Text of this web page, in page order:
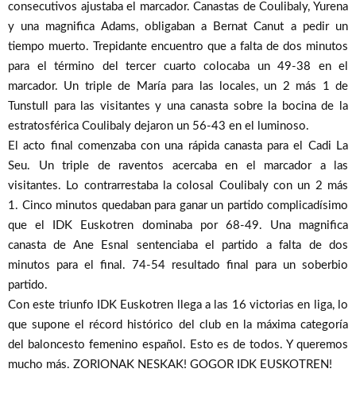
consecutivos ajustaba el marcador. Canastas de Coulibaly, Yurena
y una magnifica Adams, obligaban a Bernat Canut a pedir un
tiempo muerto. Trepidante encuentro que a falta de dos minutos
para el término del tercer cuarto colocaba un 49-38 en el
marcador. Un triple de María para las locales, un 2 más 1 de
Tunstull para las visitantes y una canasta sobre la bocina de la
estratosférica Coulibaly dejaron un 56-43 en el luminoso.
El acto final comenzaba con una rápida canasta para el Cadi La
Seu. Un triple de raventos acercaba en el marcador a las
visitantes. Lo contrarrestaba la colosal Coulibaly con un 2 más
1. Cinco minutos quedaban para ganar un partido complicadísimo
que el IDK Euskotren dominaba por 68-49. Una magnifica
canasta de Ane Esnal sentenciaba el partido a falta de dos
minutos para el final. 74-54 resultado final para un soberbio
partido.
Con este triunfo IDK Euskotren llega a las 16 victorias en liga, lo
que supone el récord histórico del club en la máxima categoría
del baloncesto femenino español. Esto es de todos. Y queremos
mucho más. ZORIONAK NESKAK! GOGOR IDK EUSKOTREN!